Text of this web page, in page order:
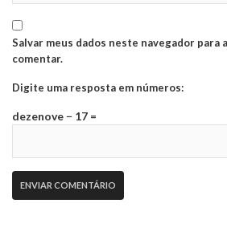
Salvar meus dados neste navegador para
comentar.
Digite uma resposta em números:
dezenove − 17 =